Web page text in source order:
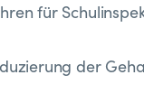
für
der